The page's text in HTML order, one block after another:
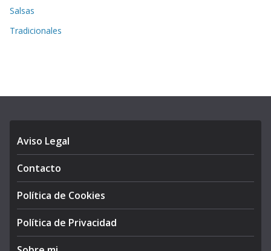
Salsas
Tradicionales
Aviso Legal
Contacto
Política de Cookies
Política de Privacidad